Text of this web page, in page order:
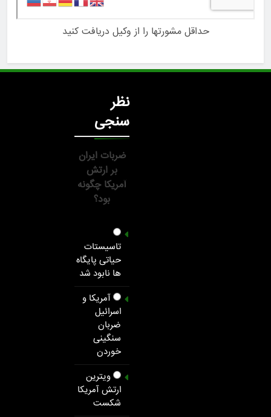
حداقل مشورتها را از وکیل دریافت کنید
نظر
سنجی
ضربات ایران
بر ارتش
آمریکا چگونه
بود؟
تاسیستات
حیاتی پایگاه
ها نابود شد
آمریکا و
اسرائیل
ضربان
سنگینی
خوردن
ویترین
ارتش آمریکا
شکست